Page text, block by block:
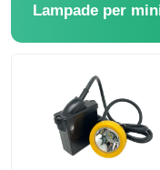
Richiedere un
Lampade per
Lampade per